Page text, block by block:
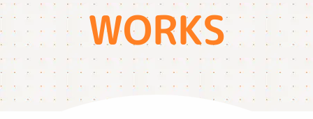
WORKS